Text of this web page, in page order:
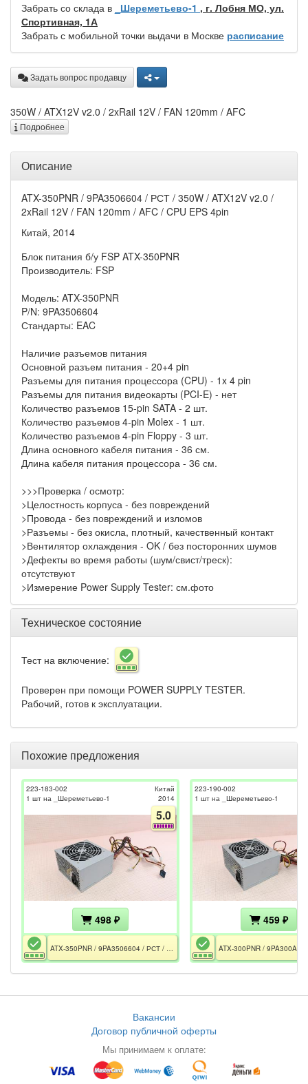
Забрать со склада в _Шереметьево-1 , г. Лобня МО, ул.
Спортивная, 1А
Забрать с мобильной точки выдачи в Москве расписание
Задать вопрос продавцу
350W / ATX12V v2.0 / 2xRail 12V / FAN 120mm / AFC
Подробнее
Описание
ATX-350PNR / 9PA3506604 / РСТ / 350W / ATX12V v2.0 /
2xRail 12V / FAN 120mm / AFC / CPU EPS 4pin
Китай, 2014
Блок питания б/у FSP ATX-350PNR
Производитель: FSP
Модель: ATX-350PNR
P/N: 9PA3506604
Стандарты: EAC
Наличие разъемов питания
Основной разъем питания - 20+4 pin
Разъемы для питания процессора (CPU) - 1x 4 pin
Разъемы для питания видеокарты (PCI-E) - нет
Количество разъемов 15-pin SATA - 2 шт.
Количество разъемов 4-pin Molex - 1 шт.
Количество разъемов 4-pin Floppy - 3 шт.
Длина основного кабеля питания - 36 см.
Длина кабеля питания процессора - 36 см.
>>>Проверка / осмотр:
>Целостность корпуса - без повреждений
>Провода - без повреждений и изломов
>Разъемы - без окисла, плотный, качественный контакт
>Вентилятор охлаждения - OK / без посторонних шумов
>Дефекты во время работы (шум/свист/треск):
отсутствуют
>Измерение Power Supply Tester: см.фото
Техническое состояние
Тест на включение:
Проверен при помощи POWER SUPPLY TESTER.
Рабочий, готов к эксплуатации.
Похожие предложения
223-183-002
1 шт на _Шереметьево-1
Китай
2014
5.0
498 ₽
ATX-350PNR / 9PA3506604 / РСТ / 350W / ATX12V v2.0 / 2xRail 12V / FAN 120mm / AFC / CPU EPS 4pin
223-190-002
1 шт на _Шереметьево-1
459 ₽
Вакансии
Договор публичной оферты
Мы принимаем к оплате: